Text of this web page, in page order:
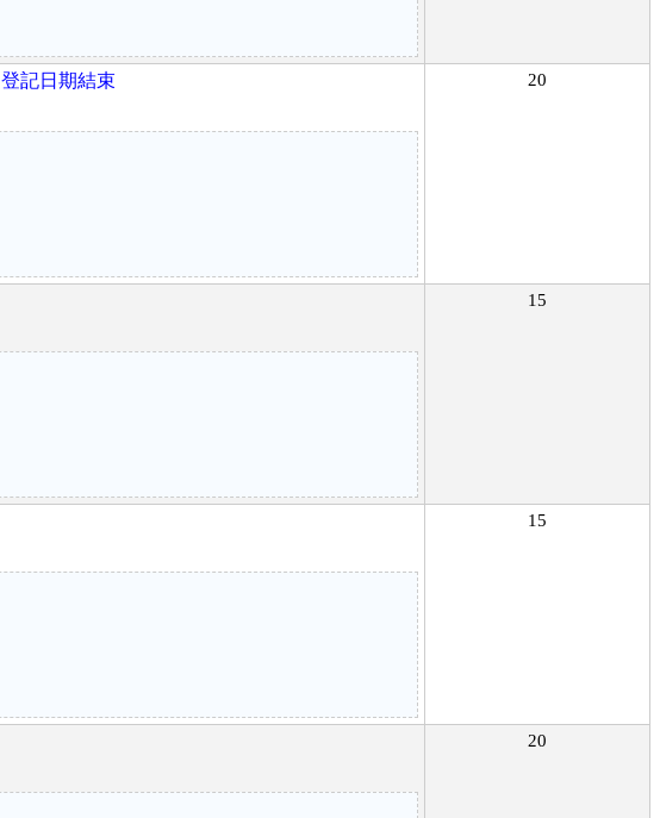
登記日期結束
20
15
15
20